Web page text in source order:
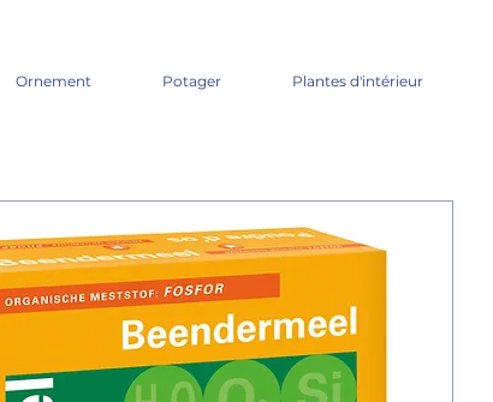
Ornement Potager Plantes d'intérieur